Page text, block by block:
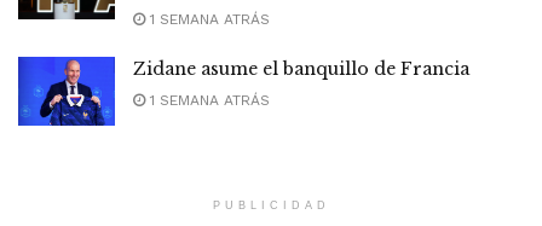
1 SEMANA ATRÁS
Zidane asume el banquillo de Francia
1 SEMANA ATRÁS
PUBLICIDAD